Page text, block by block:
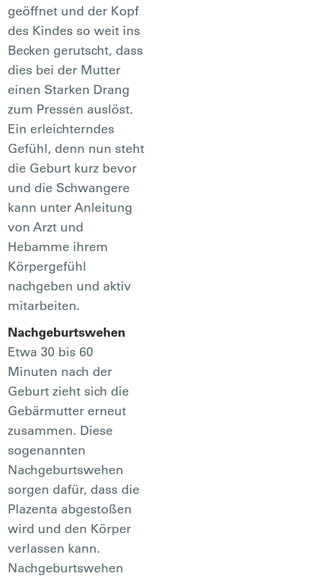
geöffnet und der Kopf
des Kindes so weit ins
Becken gerutscht, dass
dies bei der Mutter
einen Starken Drang
zum Pressen auslöst.
Ein erleichterndes
Gefühl, denn nun steht
die Geburt kurz bevor
und die Schwangere
kann unter Anleitung
von Arzt und
Hebamme ihrem
Körpergefühl
nachgeben und aktiv
mitarbeiten.
Nachgeburtswehen
Etwa 30 bis 60
Minuten nach der
Geburt zieht sich die
Gebärmutter erneut
zusammen. Diese
sogenannten
Nachgeburtswehen
sorgen dafür, dass die
Plazenta abgestoßen
wird und den Körper
verlassen kann.
Nachgeburtswehen